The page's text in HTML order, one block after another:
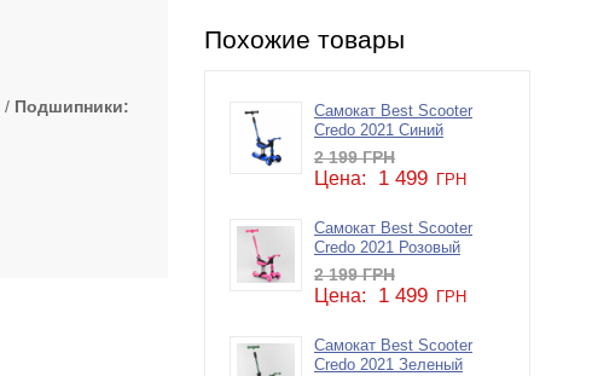
Подшипники
Похожие товары
Самокат Best Scooter
Credo 2021 Синий
2 199ГРН
Цена: 1 499 ГРН
Самокат Best Scooter
Credo 2021 Розовый
2 199ГРН
Цена: 1 499 ГРН
Самокат Best Scooter
Credo 2021 Зеленый